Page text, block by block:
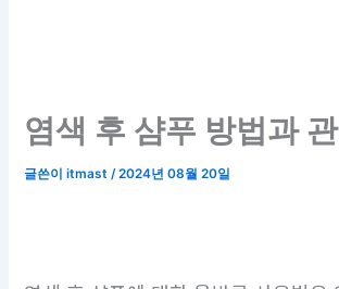
염색 후 샴푸 방법과
글쓴이itmast/2024년 08월 20일